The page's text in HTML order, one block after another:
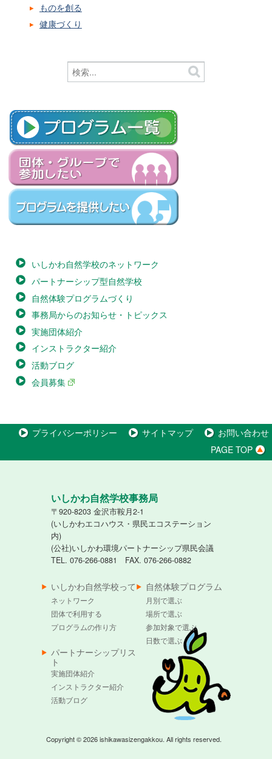
ものを創る
健康づくり
いしかわ自然学校のネットワーク
パートナーシップ型自然学校
自然体験プログラムづくり
事務局からのお知らせ・トピックス
実施団体紹介
インストラクター紹介
活動ブログ
会員募集
プライバシーポリシー サイトマップ
お問い合わせ
PAGE TOP
いしかわ自然学校事務局
〒920-8203 金沢市鞍月2-1
(いしかわエコハウス・県民エコステーション
内)
(公社)いしかわ環境パートナーシップ県民会議
TEL. 076-266-0881 FAX. 076-266-0882
いしかわ自然学校って
ネットワーク
団体で利用する
プログラムの作り方
自然体験プログラム
月別で選ぶ
場所で選ぶ
参加対象で選ぶ
日数で選ぶ
パートナーシップリス
ト
実施団体紹介
インストラクター紹介
活動ブログ
Copyright © 2026 ishikawasizengakkou. All rights reserved.